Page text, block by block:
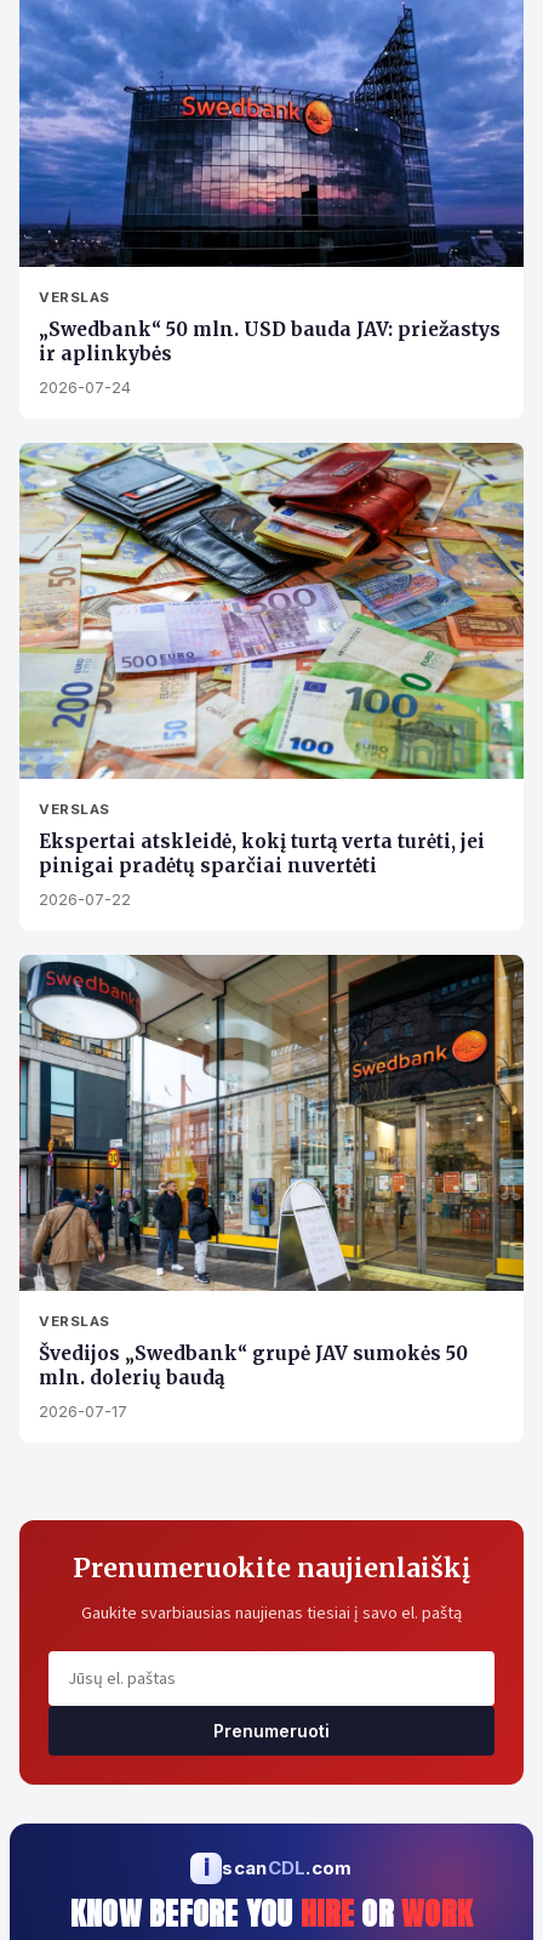
VERSLAS
„Swedbank“ 50 mln. USD bauda JAV: priežastys
ir aplinkybės
2026-07-24
VERSLAS
Ekspertai atskleidė, kokį turtą verta turėti, jei
pinigai pradėtų sparčiai nuvertėti
2026-07-22
VERSLAS
Švedijos „Swedbank“ grupė JAV sumokės 50
mln. dolerių baudą
2026-07-17
Prenumeruokite naujienlaiškį
Gaukite svarbiausias naujienas tiesiai į savo el. paštą
Prenumeruoti
i scanCDL.com
KNOW BEFORE YOU HIREORWORK